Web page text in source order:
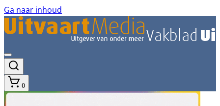
Ga naar inhoud
0